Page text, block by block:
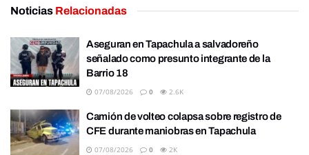
Noticias Relacionadas
Aseguran en Tapachula a salvadoreño
señalado como presunto integrante de la
Barrio 18
07/08/2026 0 2.6K
Camión de volteo colapsa sobre registro de
CFE durante maniobras en Tapachula
07/08/2026 0 2K